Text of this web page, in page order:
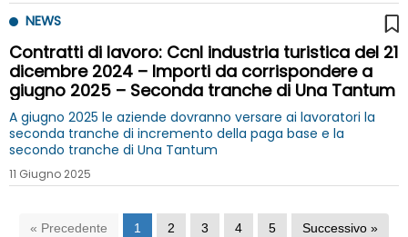
NEWS
Contratti di lavoro: Ccnl industria turistica del 21
dicembre 2024 – Importi da corrispondere a
giugno 2025 – Seconda tranche di Una Tantum
A giugno 2025 le aziende dovranno versare ai lavoratori la
seconda tranche di incremento della paga base e la
secondo tranche di Una Tantum
11 Giugno 2025
« Precedente 1 2 3 4 5 Successivo »